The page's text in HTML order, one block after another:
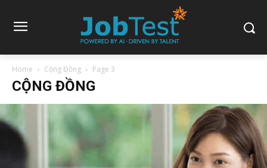
Home Cộng Đồng Page 3
CỘNG ĐỒNG